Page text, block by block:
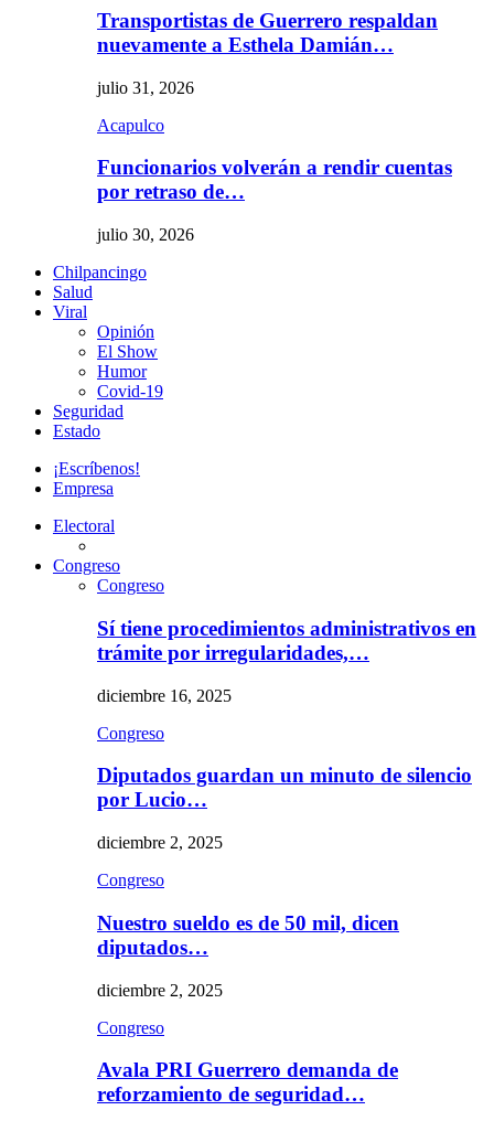
Transportistas de Guerrero respaldan
nuevamente a Esthela Damián…
julio 31, 2026
Acapulco
Funcionarios volverán a rendir cuentas
por retraso de…
julio 30, 2026
Chilpancingo
Salud
Viral
Opinión
El Show
Humor
Covid-19
Seguridad
Estado
¡Escríbenos!
Empresa
Electoral
Congreso
Congreso
Sí tiene procedimientos administrativos en
trámite por irregularidades,…
diciembre 16, 2025
Congreso
Diputados guardan un minuto de silencio
por Lucio…
diciembre 2, 2025
Congreso
Nuestro sueldo es de 50 mil, dicen
diputados…
diciembre 2, 2025
Congreso
Avala PRI Guerrero demanda de
reforzamiento de seguridad…